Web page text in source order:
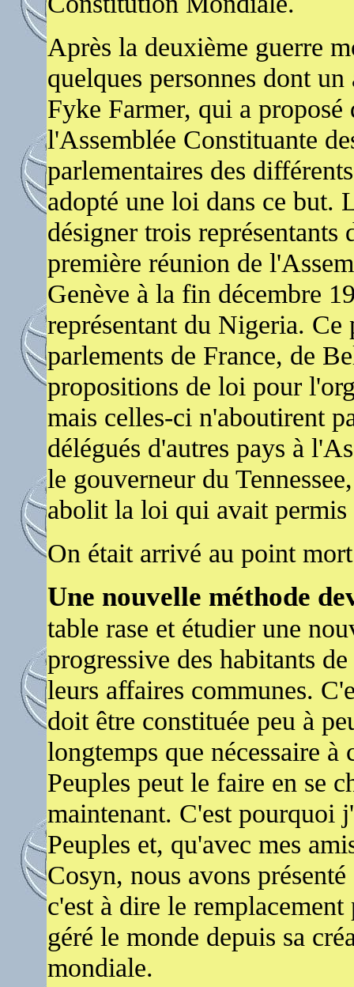
Après la deuxième guerre
quelques personnes dont
Fyke Farmer, qui a
l'Assemblée Constituante
parlementaires des
adopté une loi dans ce but.
désigner trois
première réunion de
Genève à la fin décembre
représentant du Nigeria. Ce
parlements de France, de
propositions de loi pour
mais celles-ci n'aboutirent
délégués d'autres pays à
le gouverneur du
abolit la loi qui avait permis
On était arrivé au point
Une nouvelle méthode
table rase et étudier une
progressive des habitants
leurs affaires communes.
doit être constituée peu à
longtemps que nécessaire
Peuples peut le faire en se
maintenant. C'est pourquoi
Peuples et, qu'avec mes
Cosyn, nous avons
c'est à dire le
géré le monde depuis sa
mondiale.